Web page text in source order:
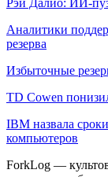
Аналитики
резерва
Избыточные
TD Cowen
IBM назвала
компьютеров
ForkLog —